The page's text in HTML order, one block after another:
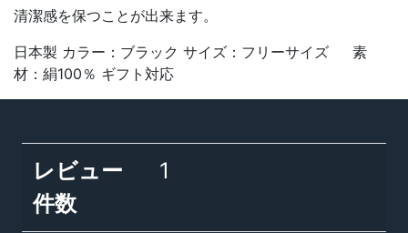
清潔感を保つことが出来ます。
日本製 カラー：ブラック サイズ：フリーサイズ 素
材：絹100％ ギフト対応
レビュー
件数
1